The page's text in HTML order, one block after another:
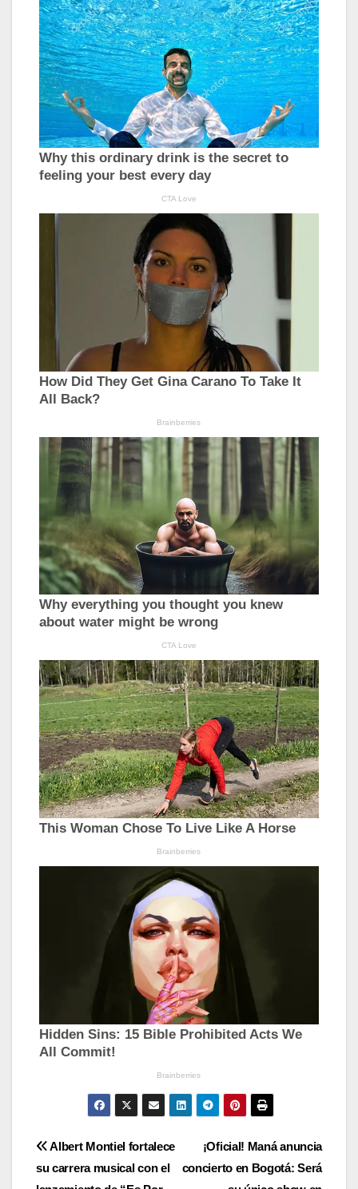
Navegación
¡Oficial! Maná anuncia
concierto en Bogotá: Será
Albert Montiel fortalece
su carrera musical con el